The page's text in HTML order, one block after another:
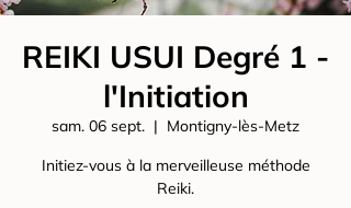
REIKI USUI Degré 1 -
l'Initiation
sam. 06 sept.
  |
Montigny-lès-Metz
Initiez-vous à la merveilleuse méthode
Reiki.